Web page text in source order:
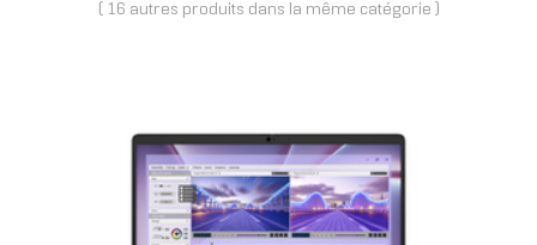
( 16 autres produits dans la même catégorie )